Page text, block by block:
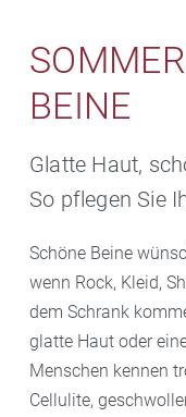
BEINE
Glatte Haut,
So pflegen Sie
Schöne Beine
wenn Rock, Kleid,
dem Schrank
glatte Haut oder
Menschen kennen
Cellulite,